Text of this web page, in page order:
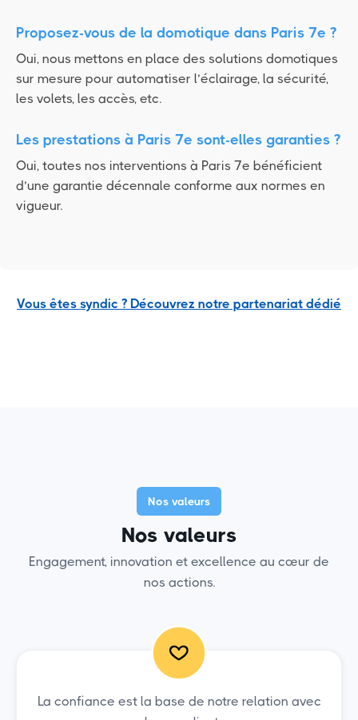
Proposez-vous de la domotique dans Paris 7e ?
Oui, nous mettons en place des solutions domotiques
sur mesure pour automatiser l’éclairage, la sécurité,
les volets, les accès, etc.
Les prestations à Paris 7e sont-elles garanties ?
Oui, toutes nos interventions à Paris 7e bénéficient
d’une garantie décennale conforme aux normes en
vigueur.
Vous êtes syndic ? Découvrez notre partenariat dédié
Nos valeurs
Nos valeurs
Engagement, innovation et excellence au cœur de
nos actions.
La confiance est la base de notre relation avec